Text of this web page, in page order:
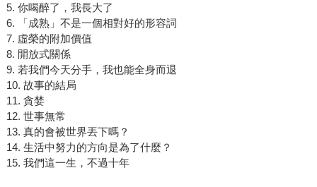
5. 你喝醉了，我長大了
6. 「成熟」不是一個相對好的形容詞
7. 虛榮的附加價值
8. 開放式關係
9. 若我們今天分手，我也能全身而退
10. 故事的結局
11. 貪婪
12. 世事無常
13. 真的會被世界丟下嗎？
14. 生活中努力的方向是為了什麼？
15. 我們這一生，不過十年